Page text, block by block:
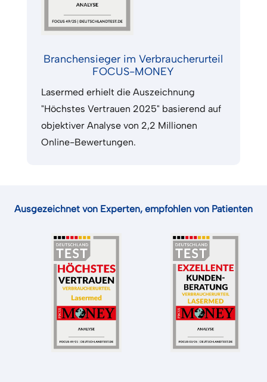
Branchensieger im Verbraucherurteil
FOCUS-MONEY
Lasermed erhielt die Auszeichnung
"Höchstes Vertrauen 2025" basierend auf
objektiver Analyse von 2,2 Millionen
Online-Bewertungen.
Ausgezeichnet von Experten, empfohlen von Patienten